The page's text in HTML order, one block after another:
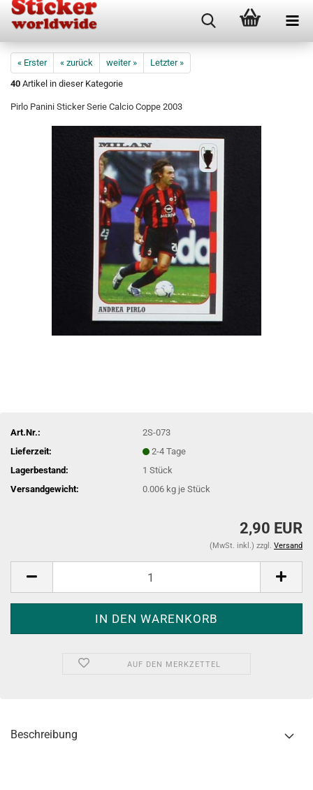
« Erster « zurück weiter »
Letzter »
40 Artikel in dieser Kategorie
Pirlo Panini Sticker Serie Calcio Coppe 2003
Art.Nr.:
2S-073
Lieferzeit:
2-4 Tage
Lagerbestand:
1Stück
Versandgewicht:
0.006 kg je Stück
2,90 EUR
(MwSt. inkl.) zzgl. Versand
AUF DEN MERKZETTEL
Beschreibung